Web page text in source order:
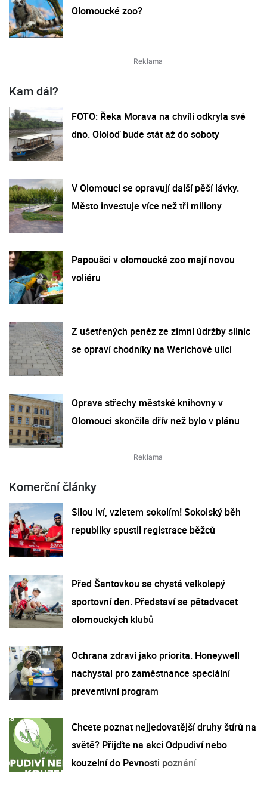
Olomoucké zoo?
Kam dál?
FOTO: Řeka Morava na chvíli odkryla své
dno. Ololoď bude stát až do soboty
V Olomouci se opravují další pěší lávky.
Město investuje více než tři miliony
Papoušci v olomoucké zoo mají novou
voliéru
Z ušetřených peněz ze zimní údržby silnic
se opraví chodníky na Werichově ulici
Oprava střechy městské knihovny v
Olomouci skončila dřív než bylo v plánu
Komerční články
Silou lví, vzletem sokolím! Sokolský běh
republiky spustil registrace běžců
Před Šantovkou se chystá velkolepý
sportovní den. Představí se pětadvacet
olomouckých klubů
Ochrana zdraví jako priorita. Honeywell
nachystal pro zaměstnance speciální
preventivní program
Chcete poznat nejjedovatější druhy štírů na
světě? Přijďte na akci Odpudiví nebo
kouzelní do Pevnosti poznání